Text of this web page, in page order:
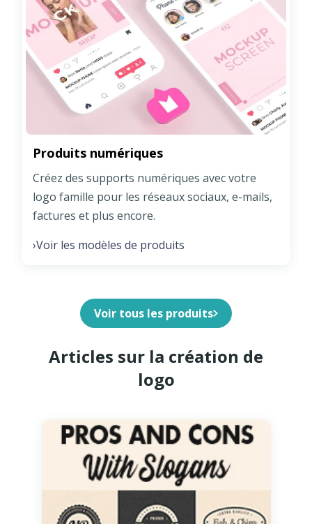
Produits numériques
Créez des supports numériques avec votre
logo famille pour les réseaux sociaux, e-mails,
factures et plus encore.
›Voir les modèles de produits
Voir tous les produits
Articles sur la création de
logo